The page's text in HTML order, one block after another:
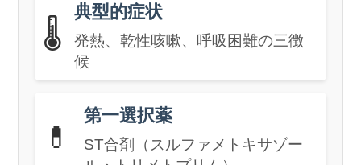
🌡️
典型的症状
発熱、乾性咳嗽、呼吸困難の三徴
候
💊
第一選択薬
ST合剤（スルファメトキサゾー